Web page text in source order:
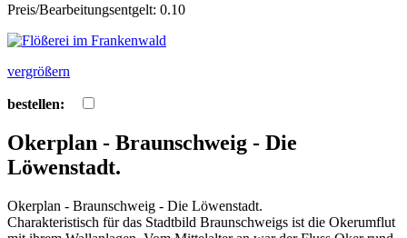
Preis/Bearbeitungsentgelt: 0.10
vergrößern
bestellen:
Okerplan - Braunschweig - Die
Löwenstadt.
Okerplan - Braunschweig - Die Löwenstadt.
Charakteristisch für das Stadtbild Braunschweigs ist die Okerumflut